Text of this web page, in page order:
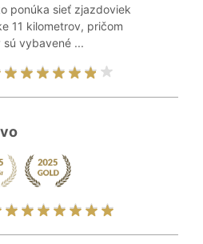
ponúka sieť zjazdoviek
11 kilometrov, pričom
sú vybavené ...